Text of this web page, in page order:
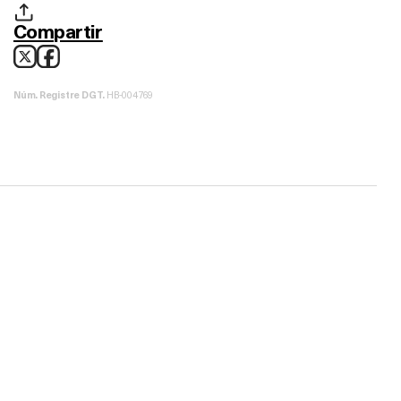
Compartir
Núm. Registre DGT. HB-004769